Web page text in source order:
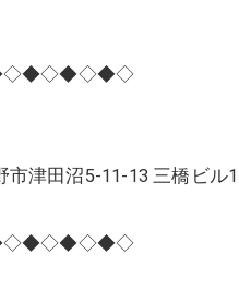
津田沼5-11-13 三橋ビル